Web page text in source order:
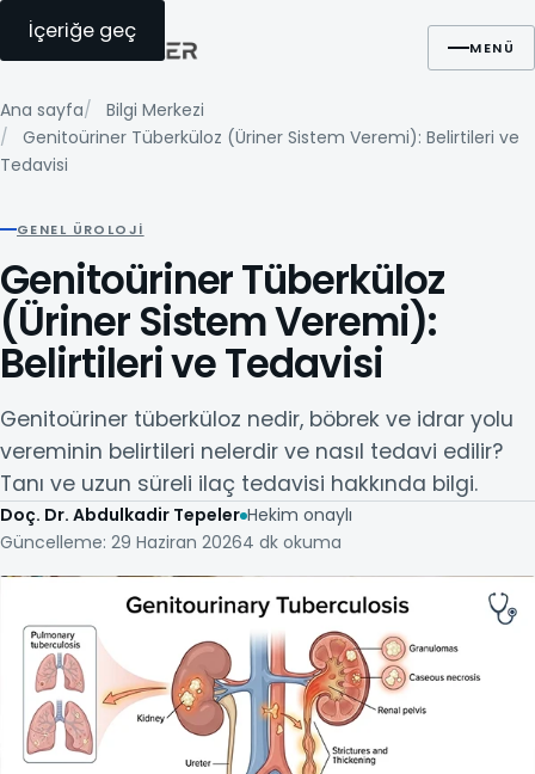
İçeriğe geç
MENÜ
Ana sayfa
Bilgi Merkezi
Genitoüriner Tüberküloz (Üriner Sistem Veremi): Belirtileri ve
Tedavisi
GENEL ÜROLOJI
Genitoüriner Tüberküloz
(Üriner Sistem Veremi):
Belirtileri ve Tedavisi
Genitoüriner tüberküloz nedir, böbrek ve idrar yolu
vereminin belirtileri nelerdir ve nasıl tedavi edilir?
Tanı ve uzun süreli ilaç tedavisi hakkında bilgi.
Doç. Dr. Abdulkadir Tepeler Hekim onaylı
Güncelleme: 29 Haziran 20264 dk okuma
Ara WhatsApp Randevu